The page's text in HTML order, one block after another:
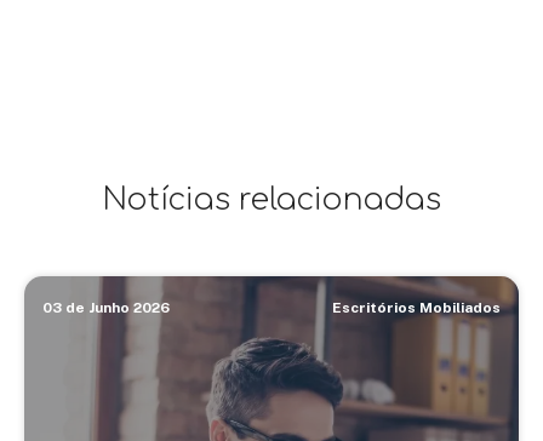
Notícias relacionadas
03 de Junho 2026 Escritórios Mobiliados